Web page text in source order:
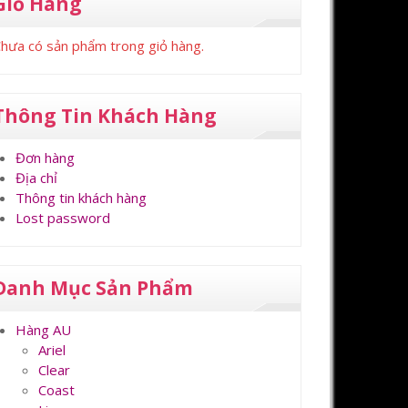
có sản phẩm trong giỏ hàng.
Tin Khách Hàng
Đơn hàng
Địa chỉ
Thông tin khách hàng
Lost password
Mục Sản Phẩm
Hàng AU
Ariel
Clear
Coast